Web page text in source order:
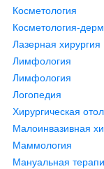
Косметология
Косметология-
Лазерная хирургия
Лимфология
Лимфология
Логопедия
Хирургическая
Малоинвазивная
Маммология
Мануальная